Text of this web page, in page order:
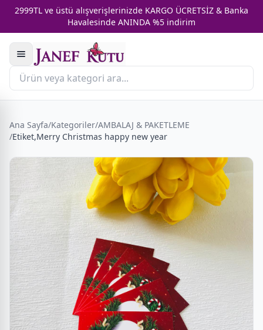
2999TL ve üstü alışverişlerinizde KARGO ÜCRETSİZ & Banka
Havalesinde ANINDA %5 indirim
Ana Sayfa/Kategoriler/AMBALAJ & PAKETLEME
/Etiket,Merry Christmas happy new year